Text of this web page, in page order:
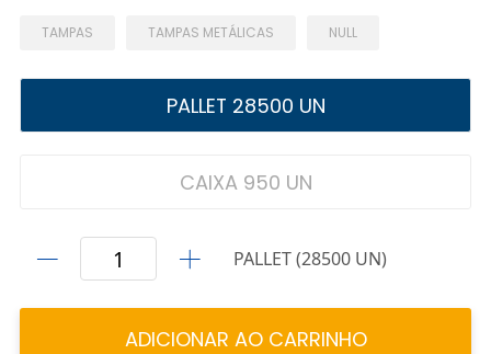
TAMPAS TAMPAS METÁLICAS NULL
PALLET 28500 UN
CAIXA 950 UN
PALLET (28500 UN)
ADICIONAR AO CARRINHO